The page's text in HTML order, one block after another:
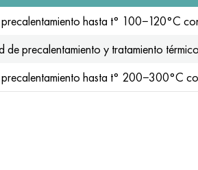
hasta t° 100−120°С
de precalentamiento y tratamiento
hasta t° 200−300°С